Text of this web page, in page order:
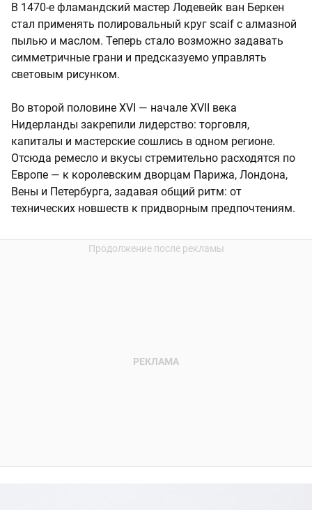
В 1470-е фламандский мастер Лодевейк ван Беркен
стал применять полировальный круг scaif с алмазной
пылью и маслом. Теперь стало возможно задавать
симметричные грани и предсказуемо управлять
световым рисунком.
Во второй половине XVI — начале XVII века
Нидерланды закрепили лидерство: торговля,
капиталы и мастерские сошлись в одном регионе.
Отсюда ремесло и вкусы стремительно расходятся по
Европе — к королевским дворцам Парижа, Лондона,
Вены и Петербурга, задавая общий ритм: от
технических новшеств к придворным предпочтениям.